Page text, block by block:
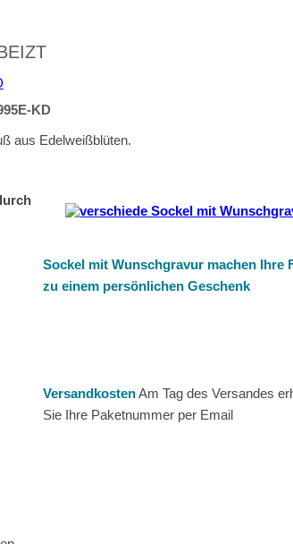
KD
aus Edelweißblüten.
Sockel mit Wunschgravur machen Ihre
zu einem persönlichen Geschenk
VersandkostenAm Tag des Versandes
Sie Ihre Paketnummer per Email